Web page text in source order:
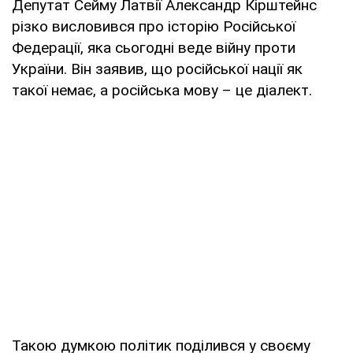
Депутат Сейму Латвії Александр Кірштейнс
різко висловився про історію Російської
Федерації, яка сьогодні веде війну проти
України. Він заявив, що російської нації як
такої немає, а російська мову – це діалект.
Такою думкою політик поділився у своєму